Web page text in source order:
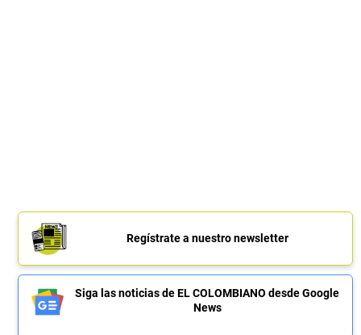
Regístrate a nuestro newsletter
Siga las noticias de EL COLOMBIANO desde Google
News